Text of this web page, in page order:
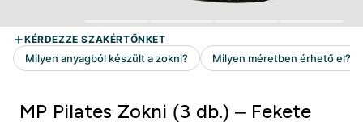
MP Pilates Zokni (3 db.) – Fekete